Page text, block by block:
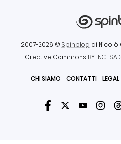
2007-2026 © Spinblog di Nicolò
Creative Commons BY-NC-SA
CHI SIAMO CONTATTI LEGAL